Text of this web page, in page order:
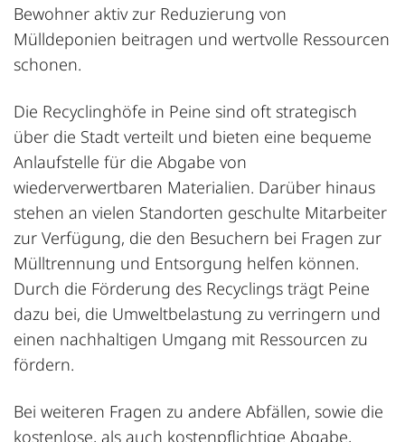
Bewohner aktiv zur Reduzierung von
Mülldeponien beitragen und wertvolle Ressourcen
schonen.
Die Recyclinghöfe in Peine sind oft strategisch
über die Stadt verteilt und bieten eine bequeme
Anlaufstelle für die Abgabe von
wiederverwertbaren Materialien. Darüber hinaus
stehen an vielen Standorten geschulte Mitarbeiter
zur Verfügung, die den Besuchern bei Fragen zur
Mülltrennung und Entsorgung helfen können.
Durch die Förderung des Recyclings trägt Peine
dazu bei, die Umweltbelastung zu verringern und
einen nachhaltigen Umgang mit Ressourcen zu
fördern.
Bei weiteren Fragen zu andere Abfällen, sowie die
kostenlose, als auch kostenpflichtige Abgabe,